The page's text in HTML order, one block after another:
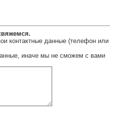
контактные данные (телефон или
иначе мы не сможем с вами